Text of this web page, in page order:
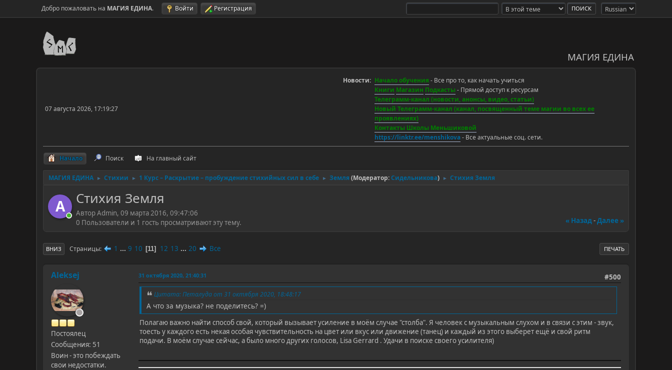
Добро пожаловать на МАГИЯ ЕДИНА. Войти Регистрация
МАГИЯ ЕДИНА
07 августа 2026, 17:19:27
Новости: Начало обучения - Все про то, как начать учиться
Книги Магазин Подкасты - Прямой доступ к ресурсам
Телеграмм-канал (новости, анонсы, видео, статьи)
Новый Телеграмм-канал (канал, посвященный теме магии во всех ее
проявлениях)
Контакты Школы Меньшиковой
https://linktr.ee/menshikova- Все актуальные соц. сети.
Начало Поиск На главный сайт
МАГИЯ ЕДИНА ► Стихии ► 1 Курс – Раскрытие – пробуждение стихийных сил в себе ► Земля (Модератор:Сидельникова) ► Стихия Земля
A Стихия Земля
Автор Admin, 09 марта 2016, 09:47:06
« Назад-Далее »
0 Пользователи и 1 гость просматривают эту тему.
ПЕЧАТЬ
ВНИЗ Страницы 1 ... 9 10 11 12 13 ... 20 Все
Aleksej
Постоялец
Сообщения: 51
Воин - это побеждать
свои недостатки.
#500
31 октября 2020, 21:40:31
Цитата: Петалуда от 31 октября 2020, 18:48:17
А что за музыка? не поделитесь? =)
Полагаю важно найти способ свой, который вызывает усиление в моём случае "столба". Я человек с музыкальным слухом и в связи с этим - звук,
тоесть у каждого есть некая особая чувствительность на цвет или вкус или движение (танец) и каждый из этого выберет ещё и свой ритм
подачи. В моём случае сейчас, а было много других голосов, Lisa Gerrard . Удачи в поиске своего усилителя)